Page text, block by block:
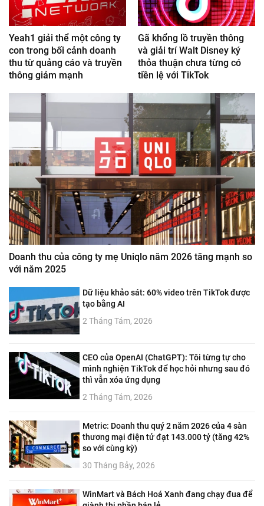
Yeah1 giải thể một công ty
con trong bối cảnh doanh
thu từ quảng cáo và truyền
thông giảm mạnh
Gã khổng lồ truyền thông
và giải trí Walt Disney ký
thỏa thuận chưa từng có
tiền lệ với TikTok
Doanh thu của công ty mẹ Uniqlo năm 2026 tăng mạnh so
với năm 2025
Dữ liệu khảo sát: 60% video trên TikTok được
tạo bằng AI
2 Tháng Tám, 2026
CEO của OpenAI (ChatGPT): Tôi từng tự cho
mình nghiện TikTok để học hỏi nhưng sau đó
thì vẫn xóa ứng dụng
2 Tháng Tám, 2026
Metric: Doanh thu quý 2 năm 2026 của 4 sàn
thương mại điện tử đạt 143.000 tỷ (tăng 42%
so với cùng kỳ)
30 Tháng Bảy, 2026
WinMart và Bách Hoá Xanh đang chạy đua để